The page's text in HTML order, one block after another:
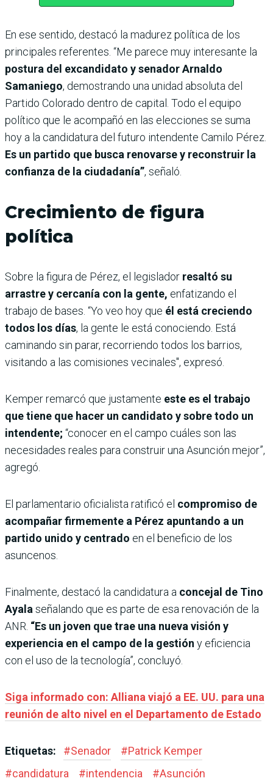
En ese sentido, destacó la madurez política de los
principales referentes. “Me parece muy interesante la
postura del excandidato y senador Arnaldo
Samaniego, demostrando una unidad absoluta del
Partido Colorado dentro de capital. Todo el equipo
político que le acompañó en las elecciones se suma
hoy a la candidatura del futuro intendente Camilo Pérez.
Es un partido que busca renovarse y reconstruir la
confianza de la ciudadanía”, señaló.
Crecimiento de figura
política
Sobre la figura de Pérez, el legislador resaltó su
arrastre y cercanía con la gente, enfatizando el
trabajo de bases. “Yo veo hoy que él está creciendo
todos los días, la gente le está conociendo. Está
caminando sin parar, recorriendo todos los barrios,
visitando a las comisiones vecinales", expresó.
Kemper remarcó que justamente este es el trabajo
que tiene que hacer un candidato y sobre todo un
intendente; “conocer en el campo cuáles son las
necesidades reales para construir una Asunción mejor”,
agregó.
El parlamentario oficialista ratificó el compromiso de
acompañar firmemente a Pérez apuntando a un
partido unido y centrado en el beneficio de los
asuncenos.
Finalmente, destacó la candidatura a concejal de Tino
Ayala señalando que es parte de esa renovación de la
ANR. “Es un joven que trae una nueva visión y
experiencia en el campo de la gestión y eficiencia
con el uso de la tecnología”, concluyó.
Siga informado con: Alliana viajó a EE. UU. para una
reunión de alto nivel en el Departamento de Estado
Etiquetas: #Senador #Patrick Kemper
#candidatura #intendencia #Asunción